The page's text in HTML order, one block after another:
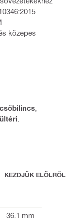
közepes
csőbilincs
KEZDJÜK ELÖLRŐL
36.1 mm